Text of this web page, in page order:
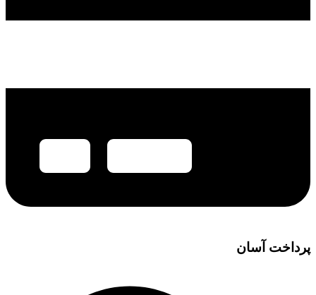
پرداخت آسان